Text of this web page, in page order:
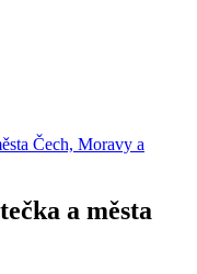
Čech, Moravy a
a města